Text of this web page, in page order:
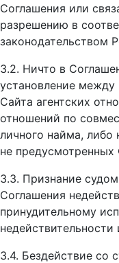
Соглашения или
разрешению в
законодательством
3.2. Ничто в
установление
Сайта агентских
отношений по
личного найма,
не
3.3. Признание
Соглашения
принудительному
3.4. Бездействие со